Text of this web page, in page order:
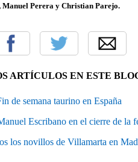
Perera y Christian Parejo.
ARTÍCULOS EN ESTE
de semana taurino en España
Escribano en el cierre de la
los novillos de Villamarta en